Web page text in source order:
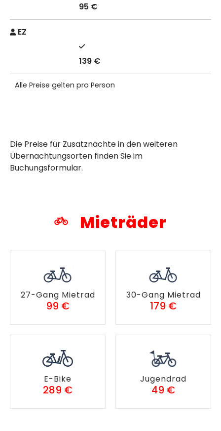
95 €
EZ
139 €
Alle Preise gelten pro Person
Die Preise für Zusatznächte in den weiteren
Übernachtungsorten finden Sie im
Buchungsformular.
Mieträder
27-Gang Mietrad
99 €
30-Gang Mietrad
179 €
E-Bike
289 €
Jugendrad
49 €